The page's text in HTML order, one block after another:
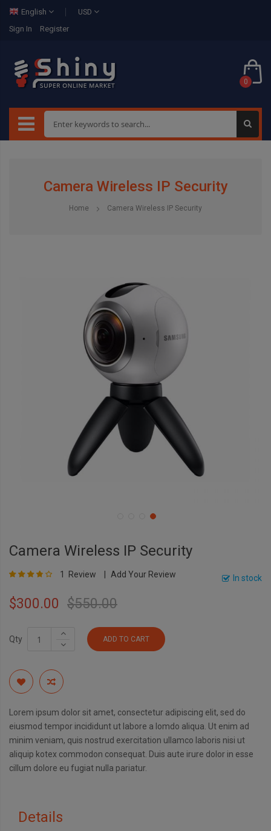
English
USD
Sign In
Register
0
Camera Wireless IP Security
Home Camera Wireless IP Security
Camera Wireless IP Security
In stock
Rating:
73
% of100 1 Review Add Your Review
$300.00 $550.00
Qty ADD TO CART
Lorem ipsum dolor sit amet, consectetur adipiscing elit, sed do
eiusmod tempor incididunt ut labore a lomdo aliqua. Ut enim ad
minim veniam, quis nostrud exercitation ullamco laboris nisi ut
aliquip kotex commodon consequat. Duis aute irure dolor in esse
cillum dolore eu fugiat nulla pariatur.
Details